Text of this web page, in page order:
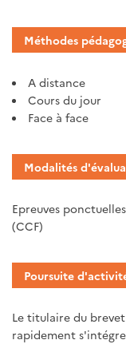
Méthodes
A distance
Cours du jour
Face à face
Modalités
Epreuves
(CCF)
Poursuite
Le titulaire du
rapidement